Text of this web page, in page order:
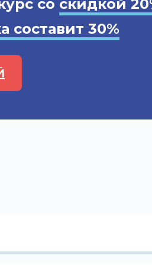
со скидкой
составит 30%